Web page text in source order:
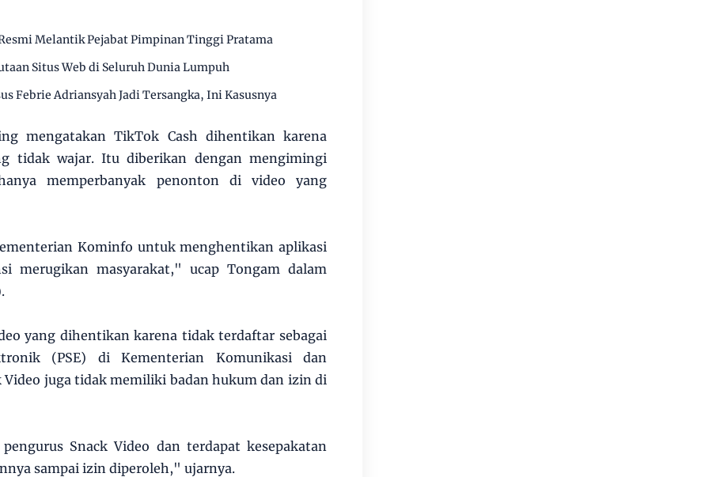
Melantik Pejabat Pimpinan Tinggi Pratama
Situs Web di Seluruh Dunia Lumpuh
Febrie Adriansyah Jadi Tersangka, Ini Kasusnya
mengatakan TikTok Cash dihentikan karena
tidak wajar. Itu diberikan dengan mengimingi
memperbanyak penonton di video yang
Kominfo untuk menghentikan aplikasi
merugikan masyarakat," ucap Tongam dalam
yang dihentikan karena tidak terdaftar sebagai
(PSE) di Kementerian Komunikasi dan
juga tidak memiliki badan hukum dan izin di
Snack Video dan terdapat kesepakatan
sampai izin diperoleh," ujarnya.